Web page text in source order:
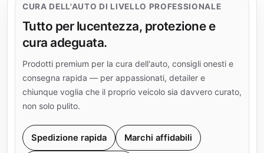
CURA DELL'AUTO DI LIVELLO PROFESSIONALE
Tutto per lucentezza, protezione e
cura adeguata.
Prodotti premium per la cura dell'auto, consigli onesti e
consegna rapida — per appassionati, detailer e
chiunque voglia che il proprio veicolo sia davvero curato,
non solo pulito.
Spedizione rapida Marchi affidabili